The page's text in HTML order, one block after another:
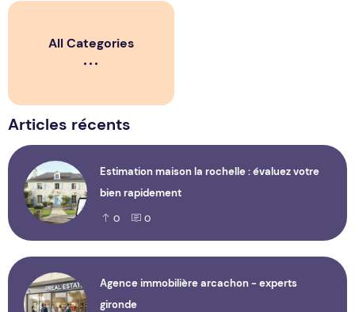
All Categories
Articles récents
Estimation maison la rochelle : évaluez votre
bien rapidement
0 0
Agence immobilière arcachon - experts
gironde